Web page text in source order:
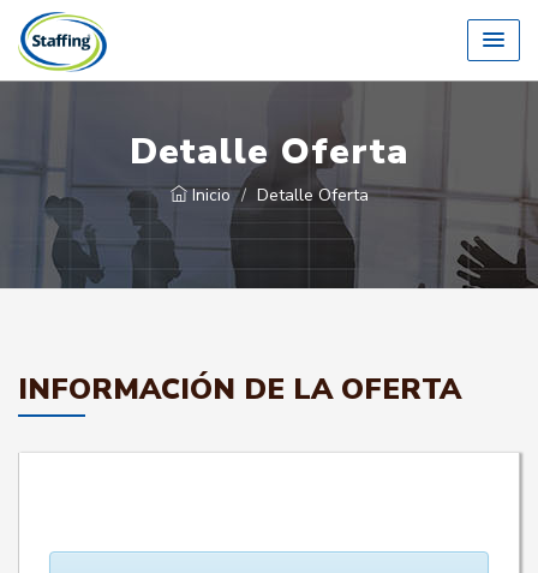
Detalle Oferta
Inicio Detalle Oferta
INFORMACIÓN DE LA OFERTA